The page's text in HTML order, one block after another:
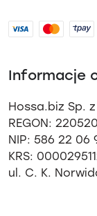
Informacje
Hossa.biz Sp.
REGON:
NIP: 586 22 06
KRS:
ul. C. K.